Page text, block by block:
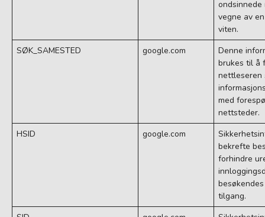
vegne av
viten.
SØK_SAMESTED
google.com
Denne
brukes til å
nettleseren
med
nettsteder.
HSID
google.com
bekrefte
forhindre
tilgang.